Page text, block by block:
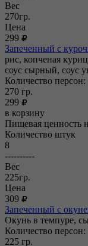
Вес
270гр.
Цена
299
Запеченный с
рис, копченая
соус сырный, соус
Количество персон:
270 гр.
299
в корзину
Пищевая ценность
Количество штук
8
----------
Вес
225гр.
Цена
309
Запеченный с
Окунь в темпуре,
Количество персон:
225 гр.